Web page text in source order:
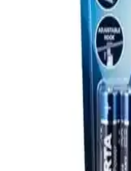
Bosch GLI 18V-300,
kullanım için ideal,
süreli kullanım ve
Small Sun SM-
Parlaklık ve
SM-316 şarjlı el feneri,
ile dayanıklı